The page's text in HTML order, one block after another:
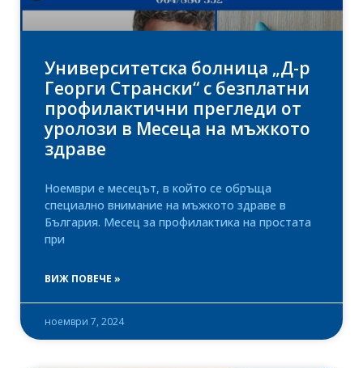
Университетска болница „Д-р
Георги Странски“ с безплатни
профилактични прегледи от
уролози в Месеца на мъжкото
здраве
Ноември е месецът, в който се обръща
специално внимание на мъжкото здраве в
България. Месец за профилактика на простата
при
ВИЖ ПОВЕЧЕ »
ноември 7, 2024